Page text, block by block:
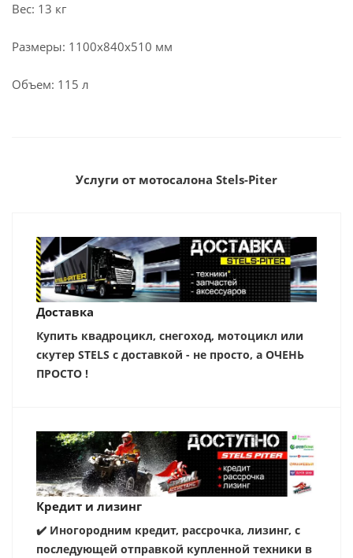
Вес: 13 кг
Размеры: 1100х840х510 мм
Объем: 115 л
Услуги от мотосалона Stels-Piter
Доставка
Купить квадроцикл, снегоход, мотоцикл или
скутер STELS с доставкой - не просто, а ОЧЕНЬ
ПРОСТО !
Кредит и лизинг
✔️ Иногородним кредит, рассрочка, лизинг, с
последующей отправкой купленной техники в